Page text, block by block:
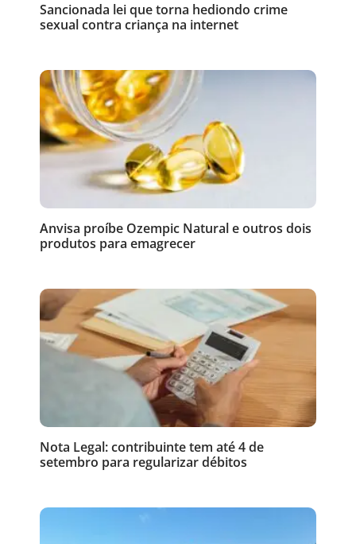
Sancionada lei que torna hediondo crime
sexual contra criança na internet
Anvisa proíbe Ozempic Natural e outros dois
produtos para emagrecer
Nota Legal: contribuinte tem até 4 de
setembro para regularizar débitos